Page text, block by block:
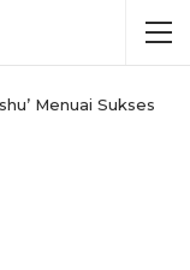
Menuai Sukses